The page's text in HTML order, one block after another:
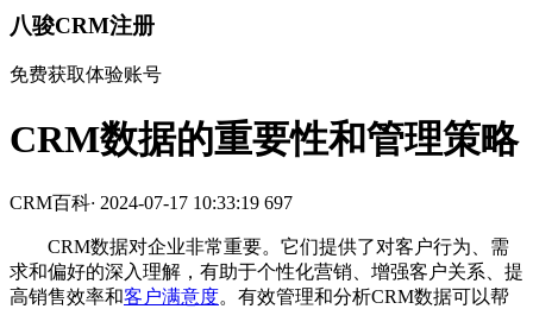
八骏CRM注册
免费获取体验账号
CRM数据的重要性和管理策略
CRM百科· 2024-07-17 10:33:19 697
CRM数据对企业非常重要。它们提供了对客户行为、需
求和偏好的深入理解，有助于个性化营销、增强客户关系、提
高销售效率和客户满意度。有效管理和分析CRM数据可以帮